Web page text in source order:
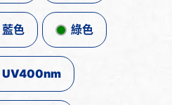
藍色 綠色
UV400nm